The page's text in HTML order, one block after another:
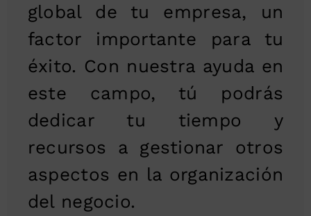
global de tu empresa, un
factor importante para tu
éxito. Con nuestra ayuda en
este campo, tú podrás
dedicar tu tiempo y
recursos a gestionar otros
aspectos en la organización
del negocio.